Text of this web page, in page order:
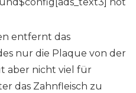
entfernt das
nur die Plaque von der
aber nicht viel für
das Zahnfleisch zu